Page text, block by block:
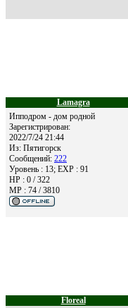
Lamagra
Ипподром - дом родной
Зарегистрирован:
2022/7/24 21:44
Из: Пятигорск
Сообщений: 222
Уровень : 13; EXP : 91
HP : 0 / 322
MP : 74 / 3810
Floreal